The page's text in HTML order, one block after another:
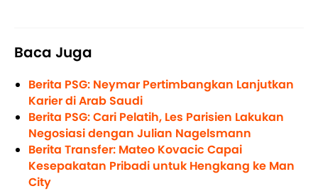
Baca Juga
Berita PSG: Neymar Pertimbangkan Lanjutkan
Karier di Arab Saudi
Berita PSG: Cari Pelatih, Les Parisien Lakukan
Negosiasi dengan Julian Nagelsmann
Berita Transfer: Mateo Kovacic Capai
Kesepakatan Pribadi untuk Hengkang ke Man
City